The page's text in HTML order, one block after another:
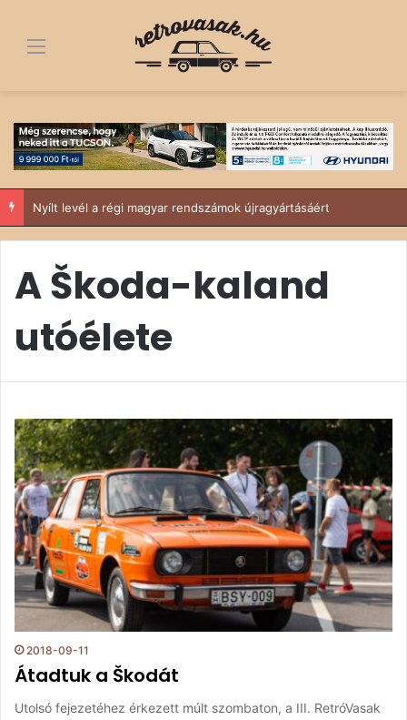
Menü
Nyílt levél a régi magyar rendszámok újragyártásáért
A Škoda-kaland
utóélete
2018-09-11
Átadtuk a Škodát
Utolsó fejezetéhez érkezett múlt szombaton, a III. RetróVasak